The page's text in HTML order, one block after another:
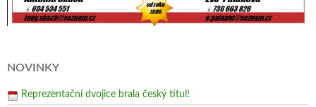
NOVINKY
Reprezentační dvojice brala český titul!